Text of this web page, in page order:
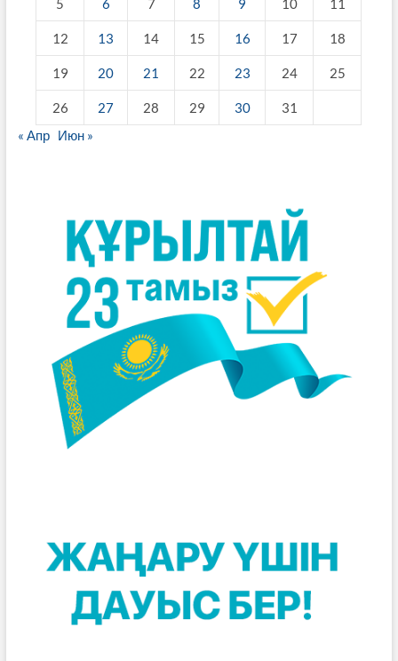
12 13 14 15 16 17 18
19 20 21 22 23 24 25
26 27 28 29 30
31
« Апр Июн »